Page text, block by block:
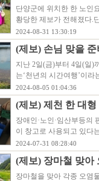
단양군에 위치한 한 노인
황당한 제보가 전해졌다.
2024-08-31 13:30:19
(제보) 손님 맞을
지난 2일(금)부터 4일(일)
는‘천년의 시간여행’이
2024-08-05 01:04:36
(제보) 제천 한 대
장애인·노인·임산부등의
이 창고로 사용되고 있다
2024-07-31 08:28:40
(제보) 장마철 맞아
장마철을 맞아 각종 오염